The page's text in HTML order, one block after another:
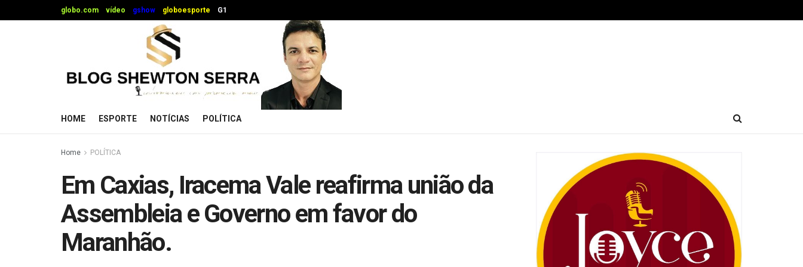
globo.com vídeo gshow globoesporte G1
HOME ESPORTE NOTÍCIAS POLÍTICA
Home POLÍTICA
Em Caxias, Iracema Vale reafirma união da
Assembleia e Governo em favor do
Maranhão.